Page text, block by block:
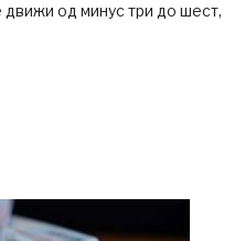
движи од минус три до шест,